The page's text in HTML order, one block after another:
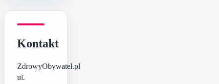
Kontakt
ZdrowyObywatel.pl
ul.